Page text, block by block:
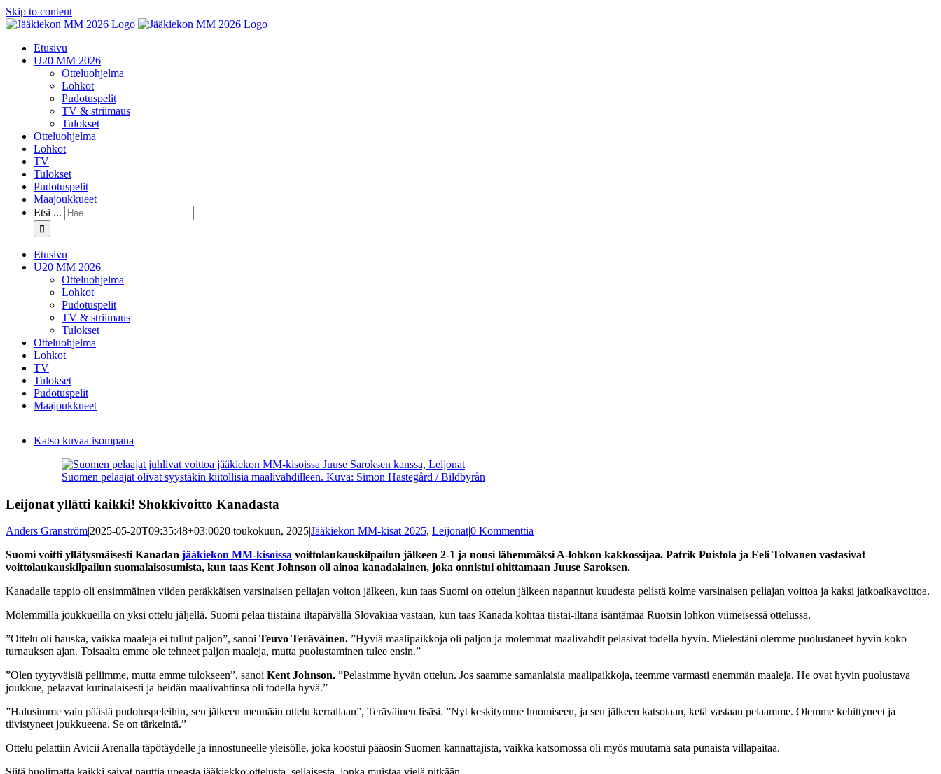
Skip to content
Etusivu
U20 MM 2026
Otteluohjelma
Lohkot
Pudotuspelit
TV & striimaus
Tulokset
Otteluohjelma
Lohkot
TV
Tulokset
Pudotuspelit
Maajoukkueet
Etsi ...
Etusivu
U20 MM 2026
Otteluohjelma
Lohkot
Pudotuspelit
TV & striimaus
Tulokset
Otteluohjelma
Lohkot
TV
Tulokset
Pudotuspelit
Maajoukkueet
Katso kuvaa isompana
Suomen pelaajat olivat syystäkin kiitollisia maalivahdilleen. Kuva: Simon Hastegård / Bildbyrån
Leijonat yllätti kaikki! Shokkivoitto Kanadasta
Anders Granström|2025-05-20T09:35:48+03:0020 toukokuun, 2025|Jääkiekon MM-kisat 2025, Leijonat|0 Kommenttia
Suomi voitti yllätysmäisesti Kanadan jääkiekon MM-kisoissa voittolaukauskilpailun jälkeen 2-1 ja nousi lähemmäksi A-lohkon kakkossijaa. Patrik Puistola ja Eeli Tolvanen vastasivat
voittolaukauskilpailun suomalaisosumista, kun taas Kent Johnson oli ainoa kanadalainen, joka onnistui ohittamaan Juuse Saroksen.
Kanadalle tappio oli ensimmäinen viiden peräkkäisen varsinaisen peliajan voiton jälkeen, kun taas Suomi on ottelun jälkeen napannut kuudesta pelistä kolme varsinaisen peliajan voittoa ja kaksi jatkoaikavoittoa.
Molemmilla joukkueilla on yksi ottelu jäljellä. Suomi pelaa tiistaina iltapäivällä Slovakiaa vastaan, kun taas Kanada kohtaa tiistai-iltana isäntämaa Ruotsin lohkon viimeisessä ottelussa.
”Ottelu oli hauska, vaikka maaleja ei tullut paljon”, sanoi Teuvo Teräväinen. ”Hyviä maalipaikkoja oli paljon ja molemmat maalivahdit pelasivat todella hyvin. Mielestäni olemme puolustaneet hyvin koko
turnauksen ajan. Toisaalta emme ole tehneet paljon maaleja, mutta puolustaminen tulee ensin.”
”Olen tyytyväisiä peliimme, mutta emme tulokseen”, sanoi Kent Johnson. ”Pelasimme hyvän ottelun. Jos saamme samanlaisia maalipaikkoja, teemme varmasti enemmän maaleja. He ovat hyvin puolustava
joukkue, pelaavat kurinalaisesti ja heidän maalivahtinsa oli todella hyvä.”
”Halusimme vain päästä pudotuspeleihin, sen jälkeen mennään ottelu kerrallaan”, Teräväinen lisäsi. ”Nyt keskitymme huomiseen, ja sen jälkeen katsotaan, ketä vastaan pelaamme. Olemme kehittyneet ja
tiivistyneet joukkueena. Se on tärkeintä.”
Ottelu pelattiin Avicii Arenalla täpötäydelle ja innostuneelle yleisölle, joka koostui pääosin Suomen kannattajista, vaikka katsomossa oli myös muutama sata punaista villapaitaa.